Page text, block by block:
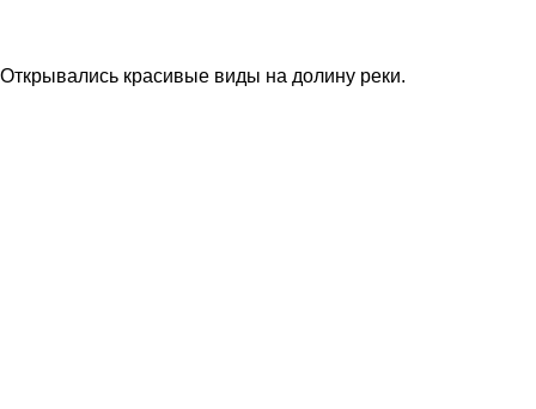
Открывались красивые виды на долину реки.